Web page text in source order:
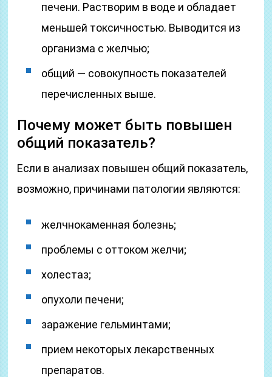
печени. Растворим в воде и обладает
меньшей токсичностью. Выводится из
организма с желчью;
общий — совокупность показателей
перечисленных выше.
Почему может быть повышен
общий показатель?
Если в анализах повышен общий показатель,
возможно, причинами патологии являются:
желчнокаменная болезнь;
проблемы с оттоком желчи;
холестаз;
опухоли печени;
заражение гельминтами;
прием некоторых лекарственных
препаратов.